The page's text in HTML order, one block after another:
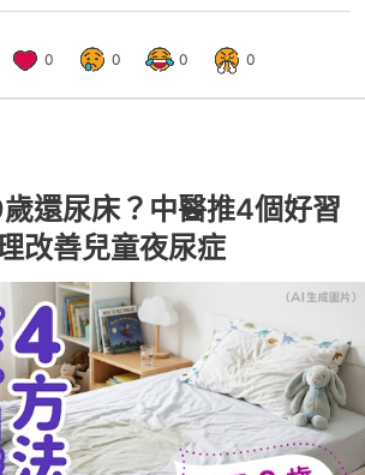
0 0 0 0
還尿床？中醫推4個好習
改善兒童夜尿症